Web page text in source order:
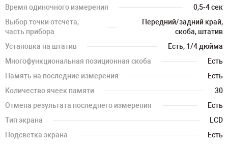
Время одиночного измерения
0,5-4 сек
Выбор точки отсчета,
часть прибора
Передний/задний край,
скоба, штатив
Установка на штатив
Есть, 1/4 дюйма
Многофункциональная позиционная скоба
Есть
Память на последние измерения
Есть
Количество ячеек памяти
30
Отмена результата последнего измерения
Есть
Тип экрана
LCD
Подсветка экрана
Есть